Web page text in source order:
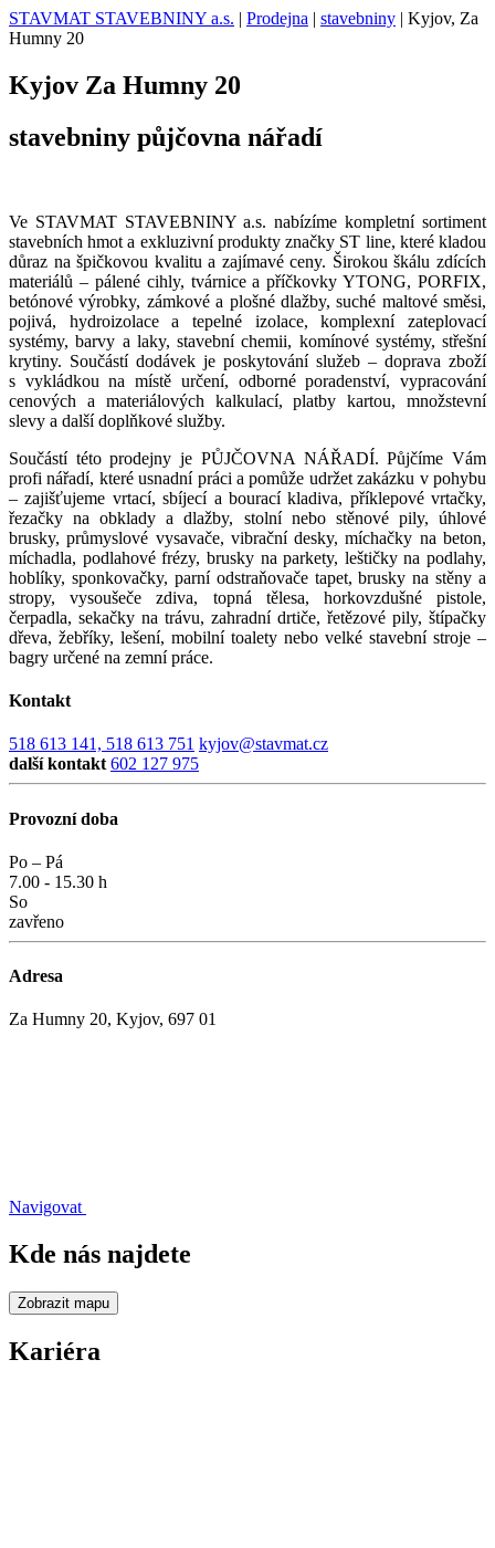
STAVMAT STAVEBNINY a.s. | Prodejna | stavebniny | Kyjov, Za
Humny 20
Kyjov Za Humny 20
stavebniny půjčovna nářadí
Ve STAVMAT STAVEBNINY a.s. nabízíme kompletní sortiment
stavebních hmot a exkluzivní produkty značky ST line, které kladou
důraz na špičkovou kvalitu a zajímavé ceny. Širokou škálu zdících
materiálů – pálené cihly, tvárnice a příčkovky YTONG, PORFIX,
betónové výrobky, zámkové a plošné dlažby, suché maltové směsi,
pojivá, hydroizolace a tepelné izolace, komplexní zateplovací
systémy, barvy a laky, stavební chemii, komínové systémy, střešní
krytiny. Součástí dodávek je poskytování služeb – doprava zboží
s vykládkou na místě určení, odborné poradenství, vypracování
cenových a materiálových kalkulací, platby kartou, množstevní
slevy a další doplňkové služby.
Součástí této prodejny je PŮJČOVNA NÁŘADÍ. Půjčíme Vám
profi nářadí, které usnadní práci a pomůže udržet zakázku v pohybu
– zajišťujeme vrtací, sbíjecí a bourací kladiva, příklepové vrtačky,
řezačky na obklady a dlažby, stolní nebo stěnové pily, úhlové
brusky, průmyslové vysavače, vibrační desky, míchačky na beton,
míchadla, podlahové frézy, brusky na parkety, leštičky na podlahy,
hoblíky, sponkovačky, parní odstraňovače tapet, brusky na stěny a
stropy, vysoušeče zdiva, topná tělesa, horkovzdušné pistole,
čerpadla, sekačky na trávu, zahradní drtiče, řetězové pily, štípačky
dřeva, žebříky, lešení, mobilní toalety nebo velké stavební stroje –
bagry určené na zemní práce.
Kontakt
518 613 141, 518 613 751 kyjov@stavmat.cz
další kontakt 602 127 975
Provozní doba
Po – Pá
7.00 - 15.30 h
So
zavřeno
Adresa
Za Humny 20, Kyjov, 697 01
Navigovat
Kde nás najdete
Zobrazit mapu
Kariéra